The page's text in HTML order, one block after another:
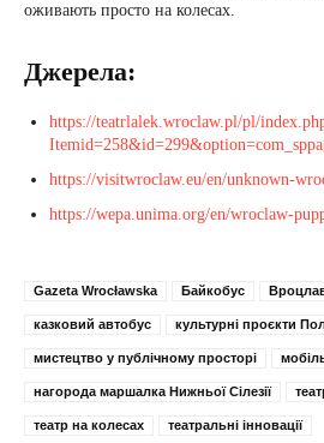
оживають просто на колесах.
Джерела:
https://teatrlalek.wroclaw.pl/pl/
https://visitwroclaw.eu/en/unknown-
https://wepa.unima.org/en/wroclaw-
Gazeta Wrocławska Байкобус
казковий автобус культурні проєкти
мистецтво у публічному просторі
нагорода маршалка Нижньої Сілезії
театр на колесах театральні інновації